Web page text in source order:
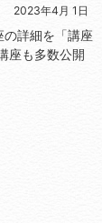
2023年4月 1日
詳細を「講座
座も多数公開